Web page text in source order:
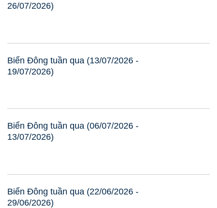
26/07/2026)
Biển Đông tuần qua (13/07/2026 -
19/07/2026)
Biển Đông tuần qua (06/07/2026 -
13/07/2026)
Biển Đông tuần qua (22/06/2026 -
29/06/2026)